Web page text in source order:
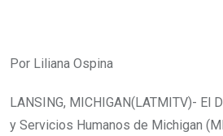
Por Liliana Ospina
LANSING, MICHIGAN(LATMITV)- El
y Servicios Humanos de Michigan